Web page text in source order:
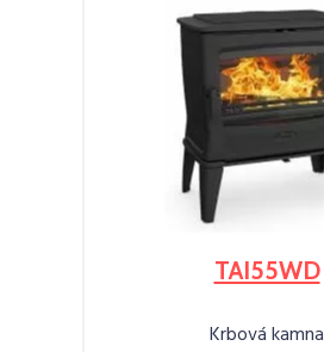
TAI55WD
Krbová kamna